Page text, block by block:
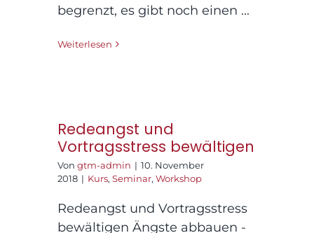
begrenzt, es gibt noch einen ...
Weiterlesen
Redeangst und
Vortragsstress bewältigen
Von gtm-admin | 10. November
2018 | Kurs, Seminar, Workshop
Redeangst und Vortragsstress
bewältigen Ängste abbauen -